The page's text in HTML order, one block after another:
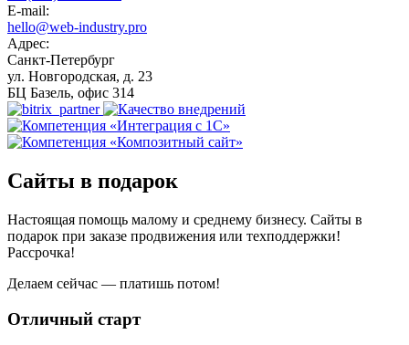
E-mail:
hello@web-industry.pro
Адрес:
Санкт-Петербург
ул. Новгородская, д. 23
БЦ Базель, офис 314
Сайты в подарок
Настоящая помощь малому и среднему бизнесу. Сайты в
подарок при заказе продвижения или техподдержки!
Рассрочка!
Делаем сейчас — платишь потом!
Отличный старт